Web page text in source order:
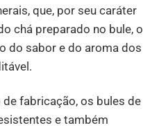
que, por seu caráter
chá preparado no bule, o
do sabor e do aroma dos
fabricação, os bules de
e também